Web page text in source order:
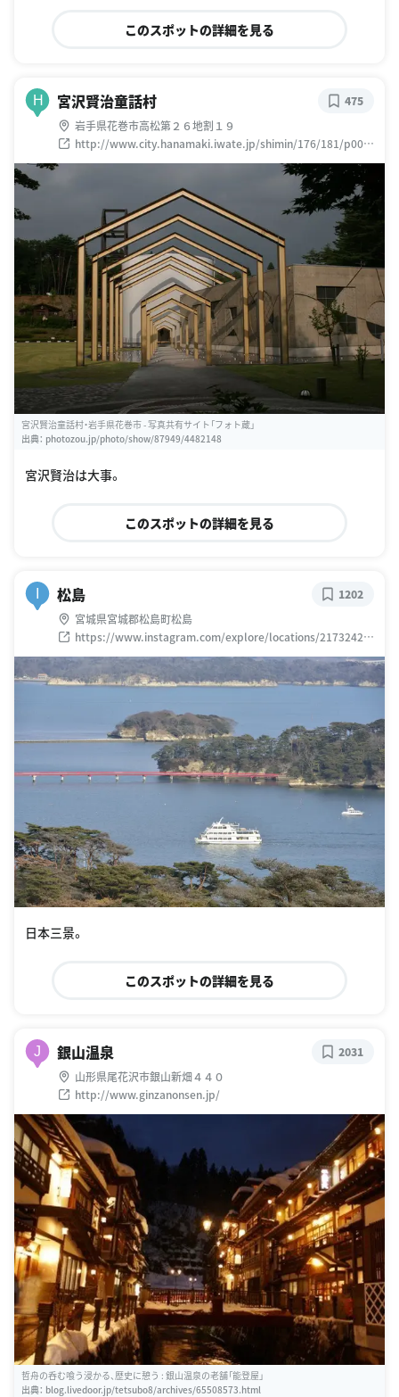
このスポットの詳細を見る
H 宮沢賢治童話村
岩手県花巻市高松第２６地割１９
http://www.city.hanamaki.iwate.jp/shimin/176/181/p004
864.html
475
宮沢賢治童話村・岩手県花巻市 - 写真共有サイト「フォト蔵」
出典： photozou.jp/photo/show/87949/4482148
宮沢賢治は大事。
このスポットの詳細を見る
I 松島
宮城県宮城郡松島町松島
https://www.instagram.com/explore/locations/21732421
0/
1202
日本三景。
このスポットの詳細を見る
J 銀山温泉
山形県尾花沢市銀山新畑４４０
http://www.ginzanonsen.jp/
2031
哲舟の呑む喰う浸かる、歴史に憩う : 銀山温泉の老舗「能登屋」
出典： blog.livedoor.jp/tetsubo8/archives/65508573.html